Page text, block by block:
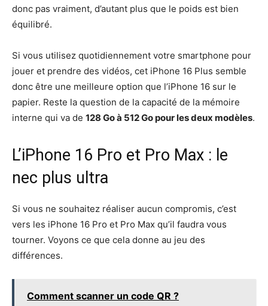
donc pas vraiment, d’autant plus que le poids est bien
équilibré.
Si vous utilisez quotidiennement votre smartphone pour
jouer et prendre des vidéos, cet iPhone 16 Plus semble
donc être une meilleure option que l’iPhone 16 sur le
papier. Reste la question de la capacité de la mémoire
interne qui va de 128 Go à 512 Go pour les deux modèles.
L’iPhone 16 Pro et Pro Max : le
nec plus ultra
Si vous ne souhaitez réaliser aucun compromis, c’est
vers les iPhone 16 Pro et Pro Max qu’il faudra vous
tourner. Voyons ce que cela donne au jeu des
différences.
Comment scanner un code QR ?